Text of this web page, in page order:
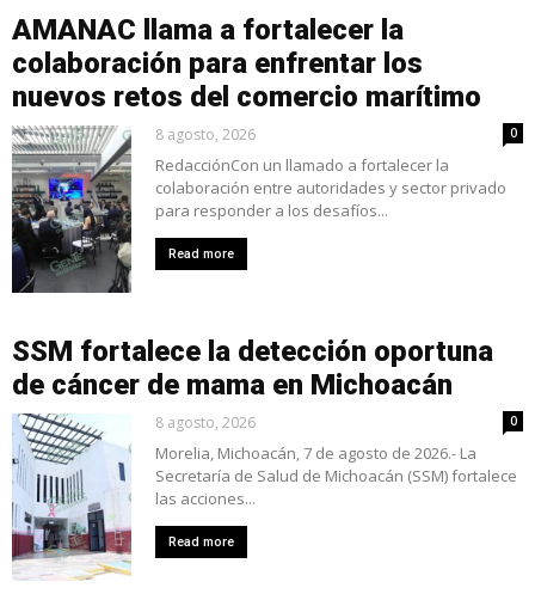
AMANAC llama a fortalecer la
colaboración para enfrentar los
nuevos retos del comercio marítimo
8 agosto, 2026 0
RedacciónCon un llamado a fortalecer la
colaboración entre autoridades y sector privado
para responder a los desafíos...
Read more
SSM fortalece la detección oportuna
de cáncer de mama en Michoacán
8 agosto, 2026 0
Morelia, Michoacán, 7 de agosto de 2026.- La
Secretaría de Salud de Michoacán (SSM) fortalece
las acciones...
Read more